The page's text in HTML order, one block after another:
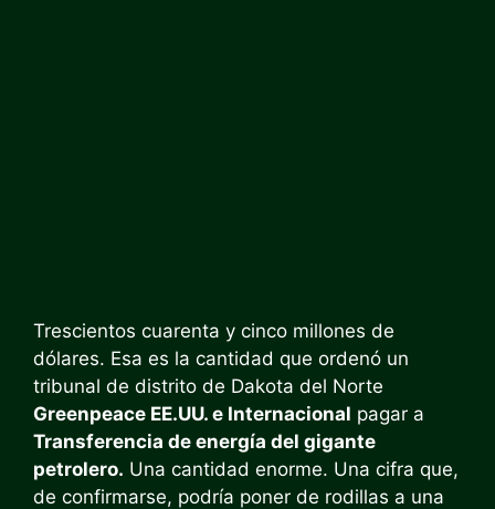
Trescientos cuarenta y cinco millones de
dólares. Esa es la cantidad que ordenó un
tribunal de distrito de Dakota del Norte
Greenpeace EE.UU. e Internacional pagar a
Transferencia de energía del gigante
petrolero. Una cantidad enorme. Una cifra que,
de confirmarse, podría poner de rodillas a una